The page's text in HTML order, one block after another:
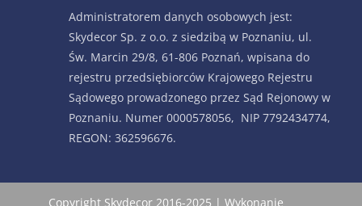
Administratorem danych osobowych jest:
Skydecor Sp. z o.o. z siedzibą w Poznaniu, ul.
Św. Marcin 29/8, 61-806 Poznań, wpisana do
rejestru przedsiębiorców Krajowego Rejestru
Sądowego prowadzonego przez Sąd Rejonowy w
Poznaniu. Numer 0000578056, NIP 7792434774,
REGON: 362596676.
Copyright Skydecor 2016-2025 | Wykonanie